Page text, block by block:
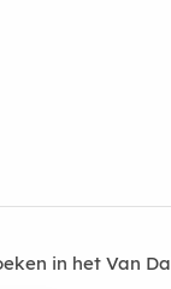
in het Van